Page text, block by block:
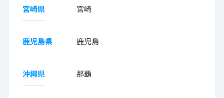
宮崎県 宮崎
鹿児島県 鹿児島
沖縄県 那覇